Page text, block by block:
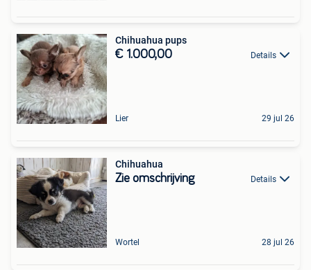
Chihuahua pups
€ 1.000,00 Details
Lier 29 jul 26
Chihuahua
Zie omschrijving Details
Wortel 28 jul 26